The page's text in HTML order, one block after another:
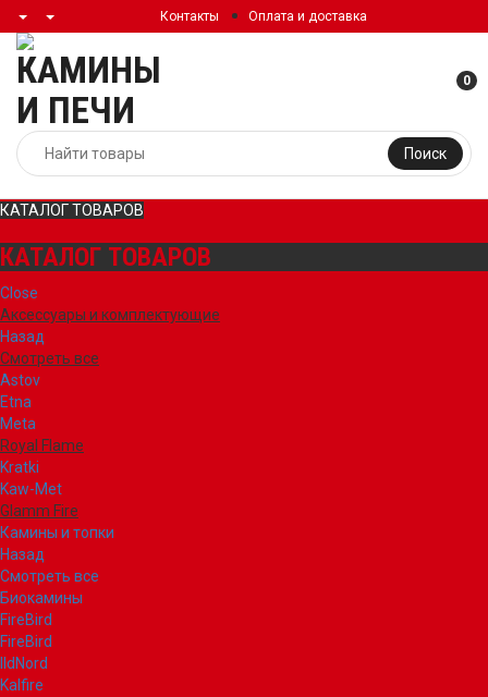
Контакты Оплата и доставка
Поиск
0
КАТАЛОГ ТОВАРОВ
КАТАЛОГ ТОВАРОВ
Close
Аксессуары и комплектующие
Назад
Смотреть все
Astov
Etna
Meta
Royal Flame
Kratki
Kaw-Met
Glamm Fire
Камины и топки
Назад
Смотреть все
Биокамины
FireBird
FireBird
IldNord
Kalfire